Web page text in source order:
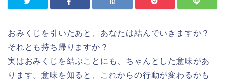
おみくじを引いたあと、あなたは結んでいきますか？
それとも持ち帰りますか？
実はおみくじを結ぶことにも、ちゃんとした意味があ
ります。意味を知ると、これからの行動が変わるかも